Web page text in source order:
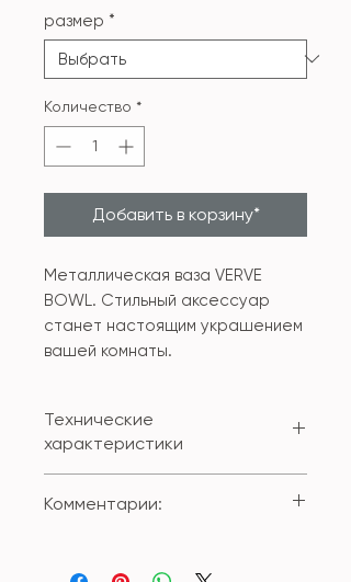
размер *
Количество *
Добавить в корзину*
Металлическая ваза VERVE
BOWL. Стильный аксессуар
станет настоящим украшением
вашей комнаты.
Технические
характеристики
работа
Комментарии:
из металла изготавливается